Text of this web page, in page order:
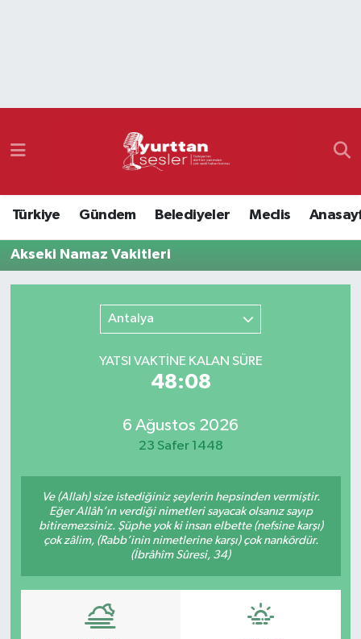
Türkiye Gündem Belediyeler Meclis
Akseki Namaz Vakitleri
Antalya
YATSI VAKTİNE KALAN SÜRE
48:08
6 Ağustos 2026
23 Safer 1448
Ve (Allah) size istediğiniz şeylerin hepsinden vermiştir.
Eğer Allâh’ın verdiği nimetleri sayacak olsanız sayıp
bitiremezsiniz. Şüphe yok ki insan elbette (nefsine karşı)
çok zâlim, (Rabb’inin nimetlerine karşı) çok nankördür.
(İbrâhîm Sûresi, 34)
Namaz Vakitleri
Süper Lig Puan Durumu ve Fikstür
Son Dakika Haberleri